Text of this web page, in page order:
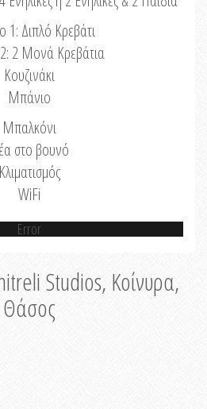
1: Διπλό Κρεβάτι
2 Μονά Κρεβάτια
Κουζινάκι
Μπάνιο
Μπαλκόνι
στο βουνό
Κλιματισμός
WiFi
Error
Studios, Κοίνυρα,
Θάσος